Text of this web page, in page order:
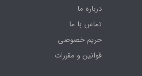
درباره ما
تماس با ما
حریم خصوصی
قوانین و مقررات